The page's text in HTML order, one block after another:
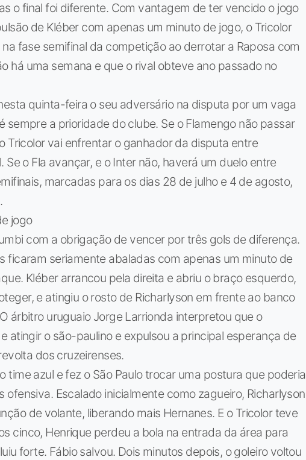
o final foi diferente. Com vantagem de ter vencido o jogo
de Kléber com apenas um minuto de jogo, o Tricolor
fase semifinal da competição ao derrotar a Raposa com
há uma semana e que o rival obteve ano passado no
quinta-feira o seu adversário na disputa por um vaga
sempre a prioridade do clube. Se o Flamengo não passar
Tricolor vai enfrentar o ganhador da disputa entre
Se o Fla avançar, e o Inter não, haverá um duelo entre
marcadas para os dias 28 de julho e 4 de agosto,
jogo
com a obrigação de vencer por três gols de diferença.
ficaram seriamente abaladas com apenas um minuto de
Kléber arrancou pela direita e abriu o braço esquerdo,
e atingiu o rosto de Richarlyson em frente ao banco
árbitro uruguaio Jorge Larrionda interpretou que o
atingir o são-paulino e expulsou a principal esperança de
dos cruzeirenses.
time azul e fez o São Paulo trocar uma postura que poderia
ofensiva. Escalado inicialmente como zagueiro, Richarlyson
de volante, liberando mais Hernanes. E o Tricolor teve
cinco, Henrique perdeu a bola na entrada da área para
forte. Fábio salvou. Dois minutos depois, o goleiro voltou